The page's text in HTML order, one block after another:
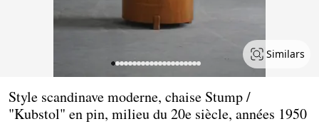
Similars
Style scandinave moderne, chaise Stump /
"Kubstol" en pin, milieu du 20e siècle, années 1950